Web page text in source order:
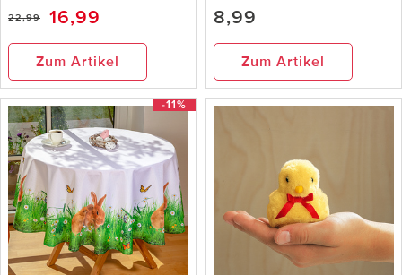
22,99 16,99
Zum Artikel
8,99
Zum Artikel
-11%